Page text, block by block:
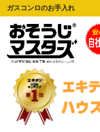
ガスコンロのお手入れ